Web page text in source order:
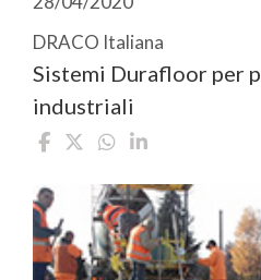
DRACO Italiana
Sistemi Durafloor per
industriali